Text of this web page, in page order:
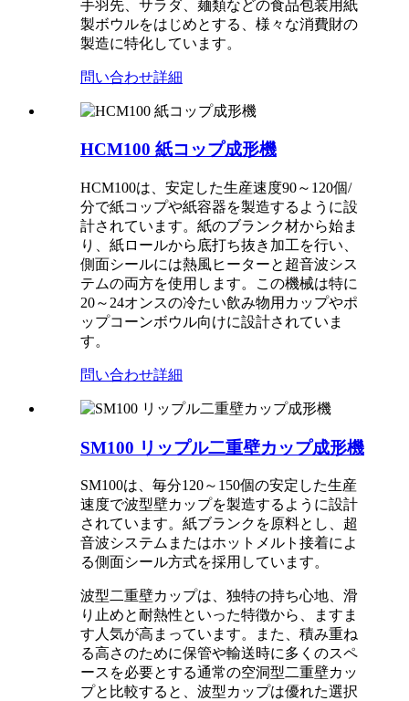
手羽先、サラダ、麺類などの食品包装用紙
製ボウルをはじめとする、様々な消費財の
製造に特化しています。
問い合わせ詳細
HCM100 紙コップ成形機
HCM100は、安定した生産速度90～120個/
分で紙コップや紙容器を製造するように設
計されています。紙のブランク材から始ま
り、紙ロールから底打ち抜き加工を行い、
側面シールには熱風ヒーターと超音波シス
テムの両方を使用します。この機械は特に
20～24オンスの冷たい飲み物用カップやポ
ップコーンボウル向けに設計されていま
す。
問い合わせ詳細
SM100 リップル二重壁カップ成形機
SM100は、毎分120～150個の安定した生産
速度で波型壁カップを製造するように設計
されています。紙ブランクを原料とし、超
音波システムまたはホットメルト接着によ
る側面シール方式を採用しています。
波型二重壁カップは、独特の持ち心地、滑
り止めと耐熱性といった特徴から、ますま
す人気が高まっています。また、積み重ね
る高さのために保管や輸送時に多くのスペ
ースを必要とする通常の空洞型二重壁カッ
プと比較すると、波型カップは優れた選択